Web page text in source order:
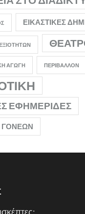
ΕΙΚΑΣΤΙΚΈΣ
ΑΓΩΓΉ ΠΕΡΙΒΆΛΛΟΝ
ΕΦΗΜΕΡΊΔΕΣ
ΓΟΝΈΩΝ